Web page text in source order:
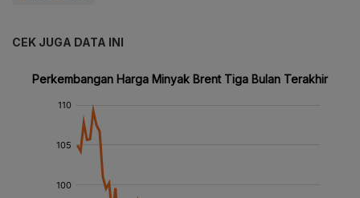
CEK JUGA DATA INI